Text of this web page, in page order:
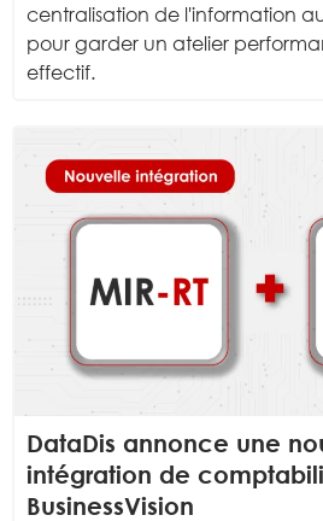
centralisation de l'information au
pour garder un atelier
effectif.
DataDis annonce une
intégration de
BusinessVision